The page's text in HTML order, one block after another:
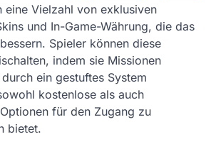
eine Vielzahl von exklusiven
und In-Game-Währung, die das
Spieler können diese
indem sie Missionen
ein gestuftes System
kostenlose als auch
für den Zugang zu
bietet.